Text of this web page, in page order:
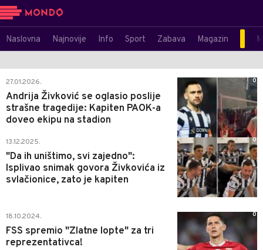
Naslovna Najnovije Info Sport Zabava Magazin
27.01.2026.
Andrija Živković se oglasio poslije
strašne tragedije: Kapiten PAOK-a
doveo ekipu na stadion
0
13.12.2025.
"Da ih uništimo, svi zajedno":
Isplivao snimak govora Živkovića iz
svlačionice, zato je kapiten
0
18.10.2024.
FSS spremio "Zlatne lopte" za tri
reprezentativca!
0